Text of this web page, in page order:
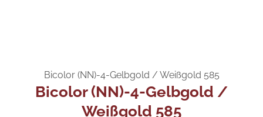
Bicolor (NN)-4-Gelbgold / Weißgold 585
Bicolor (NN)-4-Gelbgold /
Weißgold 585